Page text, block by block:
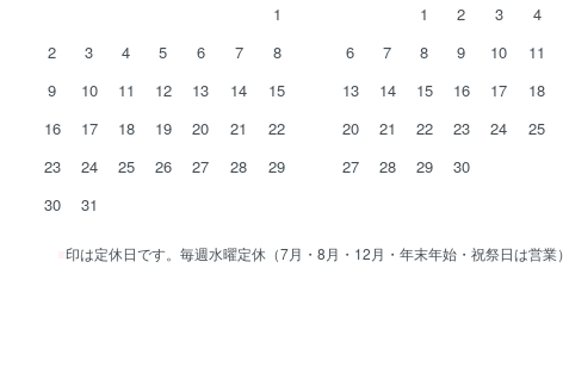
1
2
3 4 5 6 7
8
9
10 11 12 13 14
15
16
17 18 19 20 21
22
23
24 25 26 27 28
29
30
31
1
2 3
4
6
7 8 9 10
11
13
14 15 16 17
18
20
21 22 23 24
25
27
28 29 30
印は定休日です。毎週水曜定休（7月・8月・12月・年末年始・祝祭日は営業